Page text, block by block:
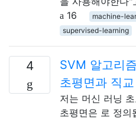
16
machine-
supervised-learning
4
SVM 알고리
초평면과 직
저는 머신 러닝
초평면은 로 정의